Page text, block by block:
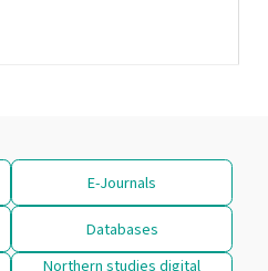
E-Journals
Databases
Northern studies digital